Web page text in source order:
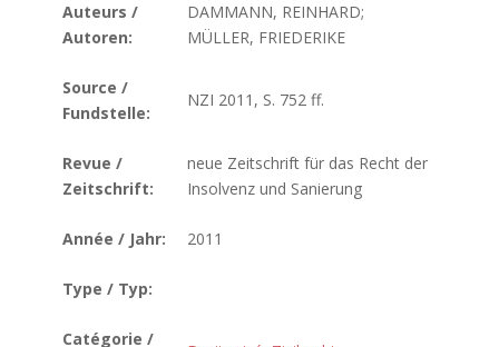
Auteurs /
Autoren:
DAMMANN, REINHARD;
MÜLLER, FRIEDERIKE
Source /
Fundstelle:
NZI 2011, S. 752 ff.
Revue /
Zeitschrift:
neue Zeitschrift für das Recht der
Insolvenz und Sanierung
Année / Jahr: 2011
Type / Typ:
Catégorie /